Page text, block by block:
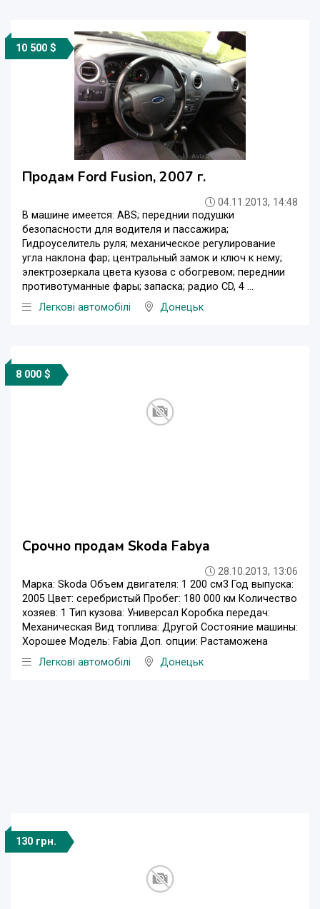
10 500 $
Продам Ford Fusion, 2007 г.
04.11.2013, 14:48
В машине имеется: ABS; переднии подушки
безопасности для водителя и пассажира;
Гидроуселитель руля; механическое регулирование
угла наклона фар; центральный замок и ключ к нему;
электрозеркала цвета кузова с обогревом; переднии
противотуманные фары; запаска; радио CD, 4 ...
Легкові автомобілі
Донецьк
8 000 $
Срочно продам Skoda Fabya
28.10.2013, 13:06
Марка: Skoda Объем двигателя: 1 200 см3 Год выпуска:
2005 Цвет: серебристый Пробег: 180 000 км Количество
хозяев: 1 Тип кузова: Универсал Коробка передач:
Механическая Вид топлива: Другой Состояние машины:
Хорошее Модель: Fabia Доп. опции: Растаможена
Легкові автомобілі
Донецьк
130 грн.